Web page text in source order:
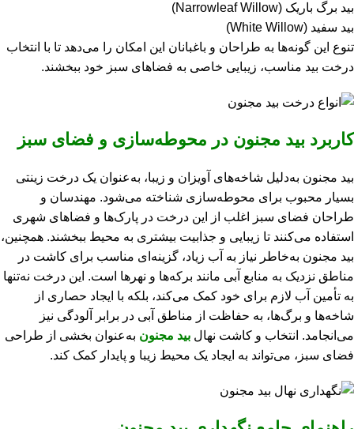
بید برگ باریک (Narrowleaf Willow)
بید سفید (White Willow)
تنوع این گونه‌ها به طراحان و باغبانان این امکان را می‌دهد تا با انتخاب
درخت بید مناسب، زیبایی خاصی به فضاهای سبز خود ببخشند.
کاربرد بید مجنون در محوطه‌سازی و فضای سبز
بید مجنون به‌دلیل شاخه‌های آویزان و زیبا، به‌عنوان یک درخت زینتی
بسیار محبوب برای محوطه‌سازی شناخته می‌شود. مهندسان و
طراحان فضای سبز اغلب از این درخت در پارک‌ها و فضاهای شهری
استفاده می‌کنند تا زیبایی و جذابیت بیشتری به محیط ببخشند. همچنین،
بید مجنون به‌خاطر نیاز به آب زیاد، گزینه‌ای مناسب برای کاشت در
مناطق نزدیک به منابع آبی مانند برکه‌ها و نهرها است. این درخت نه‌تنها
به تأمین آب لازم برای خود کمک می‌کند، بلکه با ایجاد حصاری از
شاخه‌ها و برگ‌ها، به حفاظت از مناطق آبی در برابر آلودگی نیز
می‌انجامد. انتخاب و کاشت نهال بید مجنون به‌عنوان بخشی از طراحی
فضای سبز، می‌تواند به ایجاد یک محیط زیبا و پایدار کمک کند.